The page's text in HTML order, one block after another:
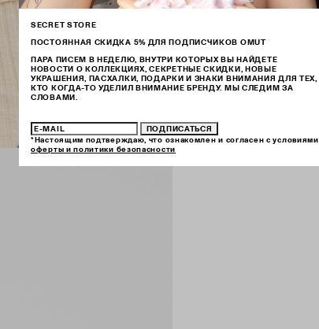
SECRET STORE
ПОСТОЯННАЯ СКИДКА 5% ДЛЯ ПОДПИСЧИКОВ OMUT
ПАРА ПИСЕМ В НЕДЕЛЮ, ВНУТРИ КОТОРЫХ ВЫ НАЙДЕТЕ
НОВОСТИ О КОЛЛЕКЦИЯХ, СЕКРЕТНЫЕ СКИДКИ, НОВЫЕ
УКРАШЕНИЯ, ПАСХАЛКИ, ПОДАРКИ И ЗНАКИ ВНИМАНИЯ ДЛЯ ТЕХ,
КТО КОГДА-ТО УДЕЛИЛ ВНИМАНИЕ БРЕНДУ. МЫ СЛЕДИМ ЗА
СЛОВАМИ.
ПОДПИСАТЬСЯ
*Настоящим подтверждаю, что ознакомлен и согласен с условиями
оферты и политики безопасности